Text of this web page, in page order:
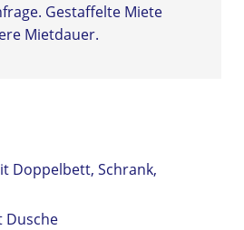
Gestaffelte Miete
Mietdauer.
Doppelbett, Schrank,
Dusche